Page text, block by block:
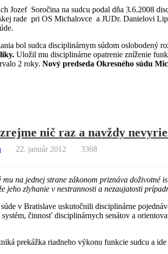
Jozef Soročina na sudcu podal dňa 3.6.2008
rade pri OS Michalovce a JUDr. Danielovi
bol sudca disciplinárnym súdom oslobodený
Uložil mu disciplinárne opatrenie zníženie
2 roky. Nový predseda Okresného súdu
nič raz a navždy
22. január 2012 3368
na jednej strane zákonom priznáva
jeho zlyhanie v nestrannosti a nezaujatosti
v Bratislave uskutočnili disciplinárne
činnosť disciplinárnych senátov a
prekážka riadneho výkonu funkcie sudcu a ide